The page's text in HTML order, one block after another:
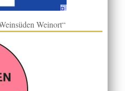
Weinort“